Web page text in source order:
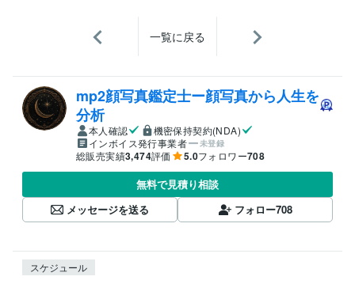
一覧に戻る
mp2顔写真鑑定士ー顔写真から人生を
分析
本人確認
機密保持契約(NDA)
インボイス発行事業者
未登録
総販売実績3,474評価 5.0フォロワー708
無料で見積り相談
メッセージを送る
フォロー708
スケジュール